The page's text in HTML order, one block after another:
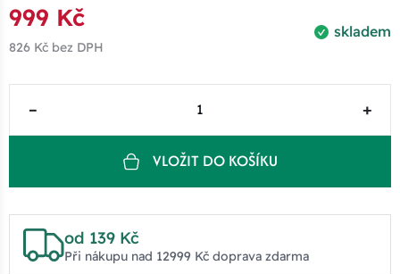
skladem
999 Kč
826 Kč bez DPH
– +
VLOŽIT DO KOŠÍKU
od 139 Kč
Při nákupu nad 12999 Kč doprava zdarma